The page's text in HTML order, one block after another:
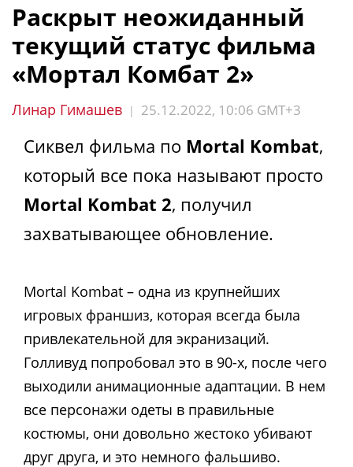
Раскрыт неожиданный
текущий статус фильма
«Мортал Комбат 2»
Линар Гимашев | 25.12.2022, 10:06 GMT+3
Сиквел фильма по Mortal Kombat,
который все пока называют просто
Mortal Kombat 2, получил
захватывающее обновление.
Mortal Kombat – одна из крупнейших
игровых франшиз, которая всегда была
привлекательной для экранизаций.
Голливуд попробовал это в 90-х, после чего
выходили анимационные адаптации. В нем
все персонажи одеты в правильные
костюмы, они довольно жестоко убивают
друг друга, и это немного фальшиво.